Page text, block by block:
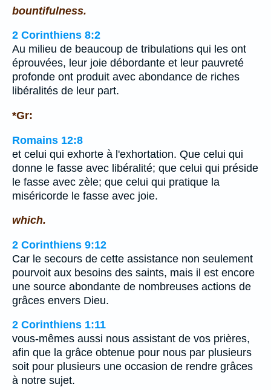
bountifulness.
2 Corinthiens 8:2
Au milieu de beaucoup de tribulations qui les ont
éprouvées, leur joie débordante et leur pauvreté
profonde ont produit avec abondance de riches
libéralités de leur part.
*Gr:
Romains 12:8
et celui qui exhorte à l'exhortation. Que celui qui
donne le fasse avec libéralité; que celui qui préside
le fasse avec zèle; que celui qui pratique la
miséricorde le fasse avec joie.
which.
2 Corinthiens 9:12
Car le secours de cette assistance non seulement
pourvoit aux besoins des saints, mais il est encore
une source abondante de nombreuses actions de
grâces envers Dieu.
2 Corinthiens 1:11
vous-mêmes aussi nous assistant de vos prières,
afin que la grâce obtenue pour nous par plusieurs
soit pour plusieurs une occasion de rendre grâces
à notre sujet.